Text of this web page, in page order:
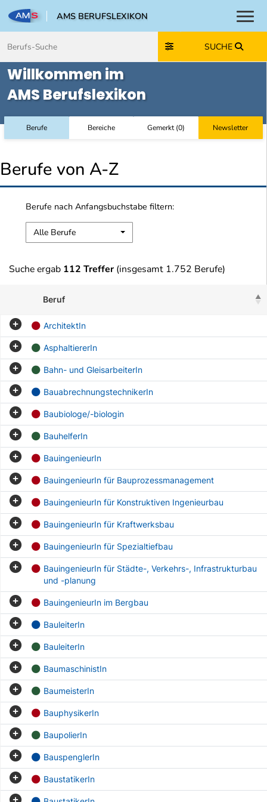
AMS BERUFSLEXIKON
SUCHE
Willkommen im
AMS Berufslexikon
Berufe Bereiche Gemerkt(0) Newsletter
Berufe von A-Z
Berufe nach Anfangsbuchstabe filtern:
Alle Berufe
Suche ergab 112 Treffer (insgesamt 1.752 Berufe)
Beruf
ArchitektIn
AsphaltiererIn
Bahn- und GleisarbeiterIn
BauabrechnungstechnikerIn
Baubiologe/-biologin
BauhelferIn
BauingenieurIn
BauingenieurIn für Bauprozessmanagement
BauingenieurIn für Konstruktiven Ingenieurbau
BauingenieurIn für Kraftwerksbau
BauingenieurIn für Spezialtiefbau
BauingenieurIn für Städte-, Verkehrs-, Infrastrukturbau
und -planung
BauingenieurIn im Bergbau
BauleiterIn
BauleiterIn
BaumaschinistIn
BaumeisterIn
BauphysikerIn
BaupolierIn
BauspenglerIn
BaustatikerIn